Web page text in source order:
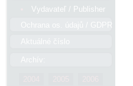
Vydavateľ / Publisher
Ochrana os. údajů / GDPR
Aktuálné číslo
Archív: